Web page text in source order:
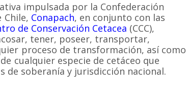
impulsada por la Confederación
Chile, Conapach, en conjunto con las
de Conservación Cetacea (CCC),
tener, poseer, transportar,
proceso de transformación, así como
cualquier especie de cetáceo que
soberanía y jurisdicción nacional.